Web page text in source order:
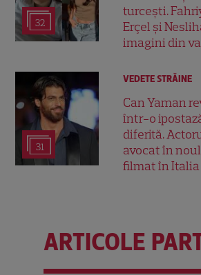
32
turcești.
Erçel și
imagini din
31
VEDETE STRĂINE
Can Yaman
într-o
diferită.
avocat în noul
filmat în Italia
ARTICOLE